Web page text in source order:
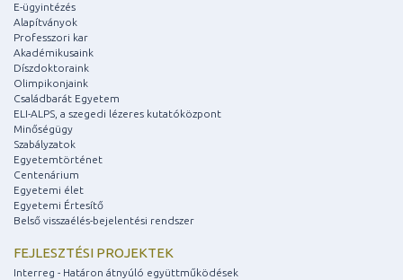
E-ügyintézés
Alapítványok
Professzori kar
Akadémikusaink
Díszdoktoraink
Olimpikonjaink
Családbarát Egyetem
ELI-ALPS, a szegedi lézeres kutatóközpont
Minőségügy
Szabályzatok
Egyetemtörténet
Centenárium
Egyetemi élet
Egyetemi Értesítő
Belső visszaélés-bejelentési rendszer
FEJLESZTÉSI PROJEKTEK
Interreg - Határon átnyúló együttműködések